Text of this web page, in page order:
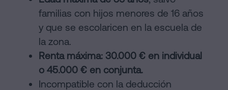
familias con hijos menores de 16 años
y que se escolaricen en la escuela de
la zona.
Renta máxima: 30.000 € en individual
o 45.000 € en conjunta.
Incompatible con la deducción